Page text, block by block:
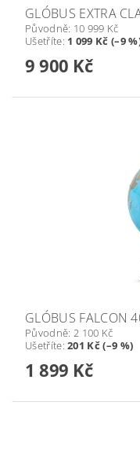
GLÓBUS EXTRA
Původně: 10 999 Kč
Ušetříte: 1 099 Kč (–9
9 900 Kč
GLÓBUS FALCON
Původně: 2 100 Kč
Ušetříte:201 Kč (–9 %)
1 899 Kč